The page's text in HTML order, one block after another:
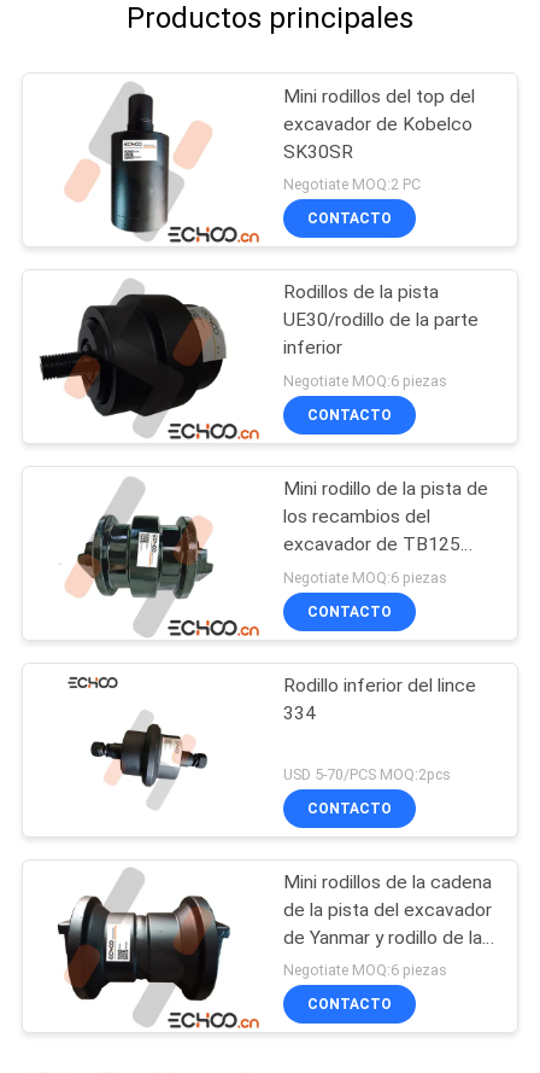
Productos principales
Mini rodillos del top del
excavador de Kobelco
SK30SR
Negotiate MOQ:2 PC
CONTACTO
Rodillos de la pista
UE30/rodillo de la parte
inferior
Negotiate MOQ:6 piezas
CONTACTO
Mini rodillo de la pista de
los recambios del
excavador de TB125
Takeuchi
Negotiate MOQ:6 piezas
CONTACTO
Rodillo inferior del lince
334
USD 5-70/PCS MOQ:2pcs
CONTACTO
Mini rodillos de la cadena
de la pista del excavador
de Yanmar y rodillo de la
parte inferior VIO75
Negotiate MOQ:6 piezas
CONTACTO